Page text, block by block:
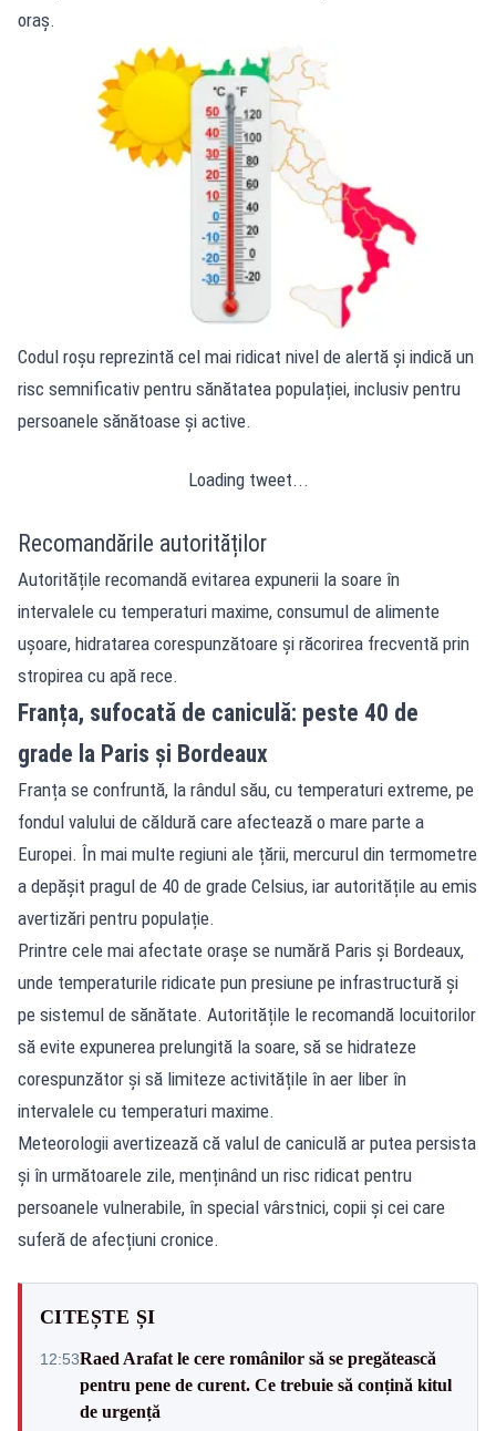
oraș.
Codul roșu reprezintă cel mai ridicat nivel de alertă și indică un
risc semnificativ pentru sănătatea populației, inclusiv pentru
persoanele sănătoase și active.
Loading tweet...
Recomandările autorităților
Autoritățile recomandă evitarea expunerii la soare în
intervalele cu temperaturi maxime, consumul de alimente
ușoare, hidratarea corespunzătoare și răcorirea frecventă prin
stropirea cu apă rece.
Franța, sufocată de caniculă: peste 40 de
grade la Paris și Bordeaux
Franța se confruntă, la rândul său, cu temperaturi extreme, pe
fondul valului de căldură care afectează o mare parte a
Europei. În mai multe regiuni ale țării, mercurul din termometre
a depășit pragul de 40 de grade Celsius, iar autoritățile au emis
avertizări pentru populație.
Printre cele mai afectate orașe se numără Paris și Bordeaux,
unde temperaturile ridicate pun presiune pe infrastructură și
pe sistemul de sănătate. Autoritățile le recomandă locuitorilor
să evite expunerea prelungită la soare, să se hidrateze
corespunzător și să limiteze activitățile în aer liber în
intervalele cu temperaturi maxime.
Meteorologii avertizează că valul de caniculă ar putea persista
și în următoarele zile, menținând un risc ridicat pentru
persoanele vulnerabile, în special vârstnici, copii și cei care
suferă de afecțiuni cronice.
CITEȘTE ȘI
12:53Raed Arafat le cere românilor să se pregătească
pentru pene de curent. Ce trebuie să conțină kitul
de urgență